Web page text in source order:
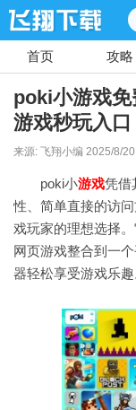
首页 攻略
poki小游戏
游戏秒玩入口
来源: 飞翔小编 2025/8/
poki小游戏凭借
性、简单直接的访
戏玩家的理想选择
网页游戏整合到一
器轻松享受游戏乐趣